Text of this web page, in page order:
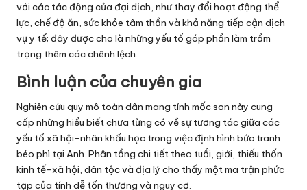
với các tác động của đại dịch, như thay đổi hoạt động thể
lực, chế độ ăn, sức khỏe tâm thần và khả năng tiếp cận dịch
vụ y tế; đây được cho là những yếu tố góp phần làm trầm
trọng thêm các chênh lệch.
Bình luận của chuyên gia
Nghiên cứu quy mô toàn dân mang tính mốc son này cung
cấp những hiểu biết chưa từng có về sự tương tác giữa các
yếu tố xã hội-nhân khẩu học trong việc định hình bức tranh
béo phì tại Anh. Phân tầng chi tiết theo tuổi, giới, thiếu thốn
kinh tế-xã hội, dân tộc và địa lý cho thấy một ma trận phức
tạp của tính dễ tổn thương và nguy cơ.